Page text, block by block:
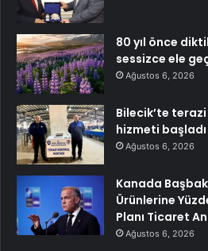
80 yıl önce
sessizce ele
Ağustos 6, 2026
Bilecik’te
hizmeti başladı
Ağustos 6, 2026
Kanada
Ürünlerine
Planı Ticaret
Ağustos 6, 2026